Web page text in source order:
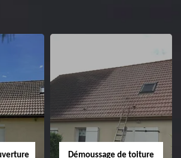
Démoussage de toiture